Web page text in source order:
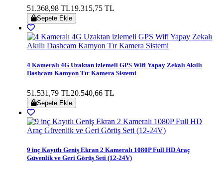
51.368,98 TL19.315,75 TL
Sepete Ekle
4 Kameralı 4G Uzaktan izlemeli GPS Wifi Yapay Zekalı Akıllı
Dashcam Kamyon Tır Kamera Sistemi
51.531,79 TL20.540,66 TL
Sepete Ekle
9 inç Kayıtlı Geniş Ekran 2 Kameralı 1080P Full HD Araç
Güvenlik ve Geri Görüş Seti (12-24V)